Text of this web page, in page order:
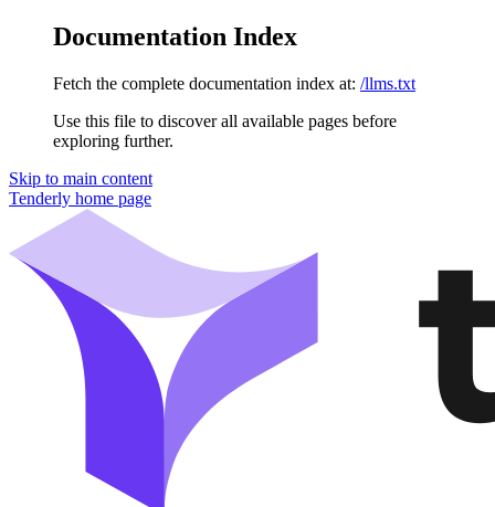
Documentation Index
Fetch the complete documentation index at: /llms.txt
Use this file to discover all available pages before
exploring further.
Skip to main content
Tenderly home page